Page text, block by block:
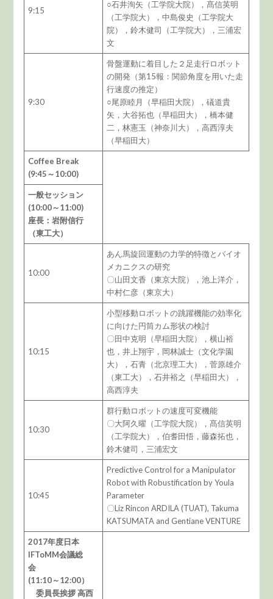
9:15
○石井洵矢（工学院大院），髙信英明
（工学院大），中島俊史（工学院大
院），鈴木健司（工学院大），三浦宏
文
9:30
骨盤運動に着目した２足走行ロボット
の開発（第15報：関節角度を用いた走
行速度の推定）
○尾原睦月（早稲田大院），礒道貴
矢，大谷拓也（早稲田大），橋本健
二，林憲玉（神奈川大），高西淳夫
（早稲田大）
Coffee Break
(9:45～10:00)
一般セッション
(10:00～11:00)
座長：岩附信行
（東工大）
10:00
あん馬旋回運動の力学的特徴とバイオ
メカニクスの研究
〇山田文香（東京大院），池上洋介，
中村仁彦（東京大）
10:15
小型移動ロボットの跳躍機能の効率化
に向けた円筒カム形状の検討
〇田中克明（早稲田大院），横山裕
也，井上翔宇，岡林誠士（文化学園
大），石青（北京理工大），菅原雄介
（東工大），石井裕之（早稲田大），
高西淳夫
10:30
群行動ロボットの速度可変機能
〇大阿久曜（工学院大院），髙信英明
（工学院大），伯耆田悟，藤森拓也，
鈴木健司，三浦宏文
10:45
Predictive Control for a Manipulator
Robot with Robustification by Youla
Parameter
〇Liz Rincon ARDILA (TUAT), Takuma
KATSUMATA and Gentiane VENTURE
2017年度日本
IFToMM会議総
会
(11:10～12:00）
委員長挨拶 高西